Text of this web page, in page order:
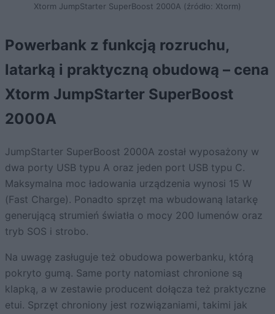
Xtorm JumpStarter SuperBoost 2000A (źródło: Xtorm)
Powerbank z funkcją rozruchu,
latarką i praktyczną obudową – cena
Xtorm JumpStarter SuperBoost
2000A
JumpStarter SuperBoost 2000A został wyposażony w
dwa porty USB typu A oraz jeden port USB typu C.
Maksymalna moc ładowania urządzenia wynosi 15 W
(Fast Charge). Ponadto sprzęt ma wbudowaną latarkę
generującą strumień światła o mocy 200 lumenów oraz
tryb SOS i strobo.
Na uwagę zasługuje też obudowa powerbanku, którą
pokryto gumą. Same porty natomiast chronione są
klapką, a w zestawie producent dołącza też praktyczne
etui. Sprzęt chroniony jest rozwiązaniami, takimi jak